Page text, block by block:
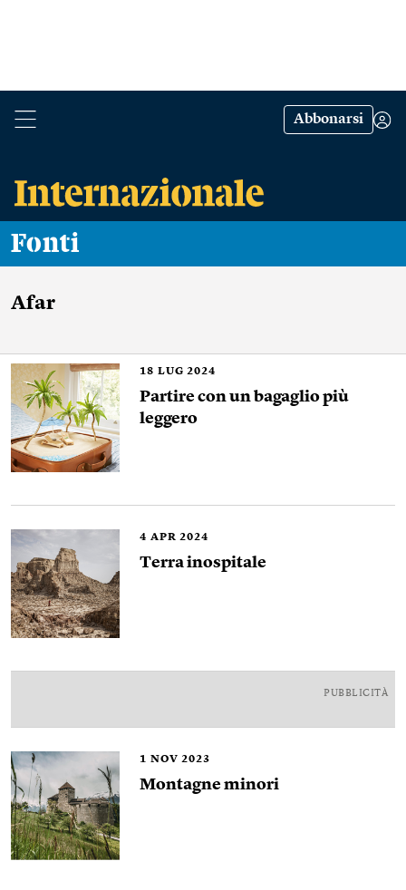
Abbonarsi
Fonti
Afar
18 LUG 2024
Partire con un bagaglio più
leggero
4 APR 2024
Terra inospitale
PUBBLICITÀ
1 NOV 2023
Montagne minori